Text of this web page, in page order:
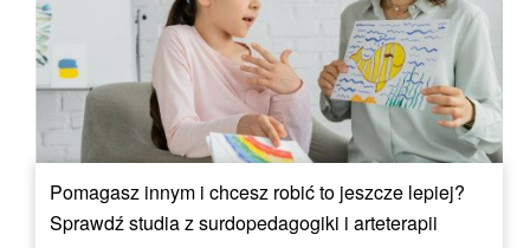
Pomagasz innym i chcesz robić to jeszcze lepiej?
Sprawdź studia z surdopedagogiki i arteterapii